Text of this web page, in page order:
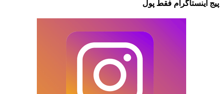
پیج اینستاگرام فقط پول